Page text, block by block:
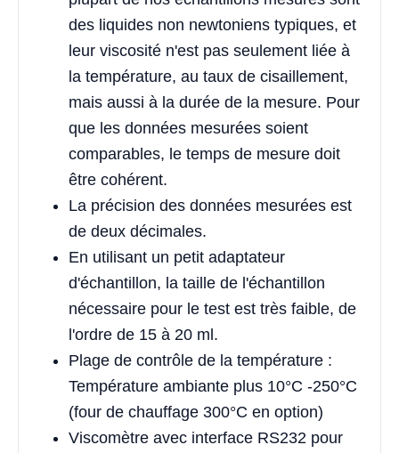
des liquides non newtoniens typiques, et
leur viscosité n'est pas seulement liée à
la température, au taux de cisaillement,
mais aussi à la durée de la mesure. Pour
que les données mesurées soient
comparables, le temps de mesure doit
être cohérent.
La précision des données mesurées est
de deux décimales.
En utilisant un petit adaptateur
d'échantillon, la taille de l'échantillon
nécessaire pour le test est très faible, de
l'ordre de 15 à 20 ml.
Plage de contrôle de la température :
Température ambiante plus 10°C -250°C
(four de chauffage 300°C en option)
Viscomètre avec interface RS232 pour